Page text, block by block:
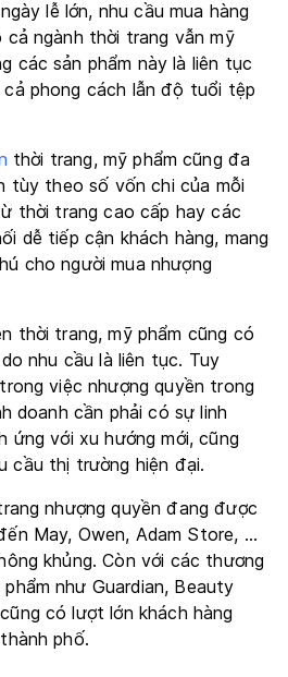
lễ lớn, nhu cầu mua hàng
ngành thời trang vẫn mỹ
các sản phẩm này là liên tục
phong cách lẫn độ tuổi tệp
thời trang, mỹ phẩm cũng đa
tùy theo số vốn chi của mỗi
thời trang cao cấp hay các
dễ tiếp cận khách hàng, mang
cho người mua nhượng
thời trang, mỹ phẩm cũng có
nhu cầu là liên tục. Tuy
việc nhượng quyền trong
doanh cần phải có sự linh
ứng với xu hướng mới, cũng
cầu thị trường hiện đại.
nhượng quyền đang được
May, Owen, Adam Store, …
khủng. Còn với các thương
như Guardian, Beauty
có lượt lớn khách hàng
phố.